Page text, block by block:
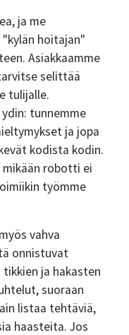
ja me
hoitajan"
Asiakkaamme
selittää
tulijalle.
tunnemme
ja jopa
kodista kodin.
mikään robotti ei
työmme
vahva
onnistuvat
ja hakasten
suoraan
listaa tehtäviä,
haasteita. Jos